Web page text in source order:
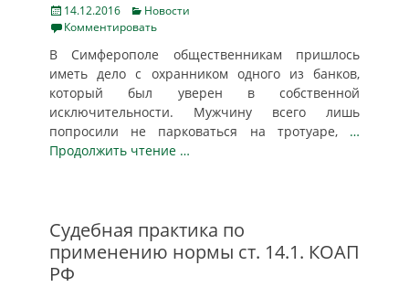
Posted
on
14.12.2016 Categories
Новости
Комментировать
В Симферополе общественникам пришлось
иметь дело с охранником одного из банков,
который был уверен в собственной
исключительности. Мужчину всего лишь
попросили не парковаться на тротуаре, …
Продолжить чтение …
Судебная практика по
применению нормы ст. 14.1. КОАП
РФ